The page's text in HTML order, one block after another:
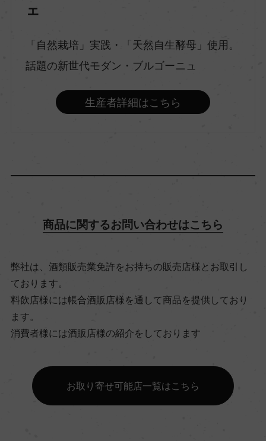
味わい
品種（原材料）
ビオロジック, Agriculture Biologique
ー
コンクール入賞歴
ェ
「自然栽培」実践・「天然自生酵母」使用。
話題の新世代モダン・ブルゴーニュ
生産者詳細はこちら
商品に関するお問い合わせはこちら
弊社は、酒類販売業免許をお持ちの販売店様とお取引し
ております。
料飲店様には帳合酒販店様を通して商品を提供しており
ます。
消費者様には酒販店様の紹介をしております
お取り寄せ可能店一覧はこちら